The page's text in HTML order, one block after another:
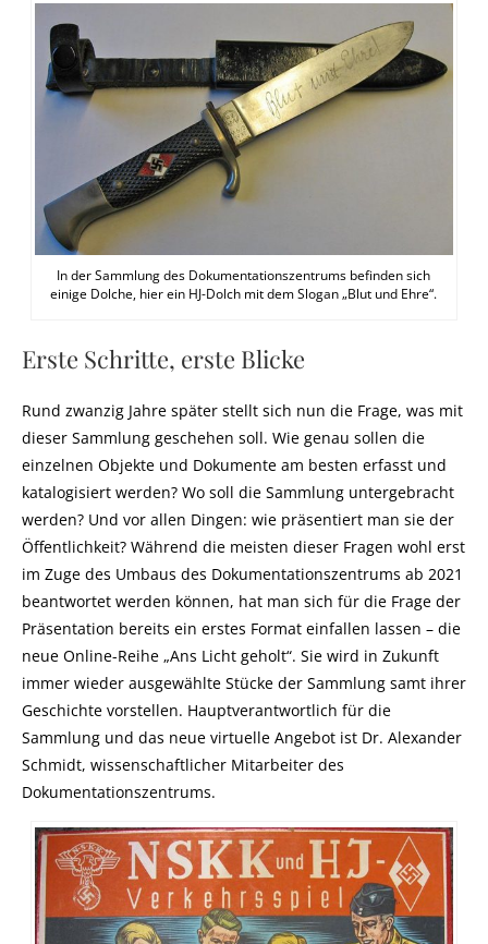
In der Sammlung des Dokumentationszentrums befinden sich
einige Dolche, hier ein HJ-Dolch mit dem Slogan „Blut und Ehre“.
Erste Schritte, erste Blicke
Rund zwanzig Jahre später stellt sich nun die Frage, was mit
dieser Sammlung geschehen soll. Wie genau sollen die
einzelnen Objekte und Dokumente am besten erfasst und
katalogisiert werden? Wo soll die Sammlung untergebracht
werden? Und vor allen Dingen: wie präsentiert man sie der
Öffentlichkeit? Während die meisten dieser Fragen wohl erst
im Zuge des Umbaus des Dokumentationszentrums ab 2021
beantwortet werden können, hat man sich für die Frage der
Präsentation bereits ein erstes Format einfallen lassen – die
neue Online-Reihe „Ans Licht geholt“. Sie wird in Zukunft
immer wieder ausgewählte Stücke der Sammlung samt ihrer
Geschichte vorstellen. Hauptverantwortlich für die
Sammlung und das neue virtuelle Angebot ist Dr. Alexander
Schmidt, wissenschaftlicher Mitarbeiter des
Dokumentationszentrums.